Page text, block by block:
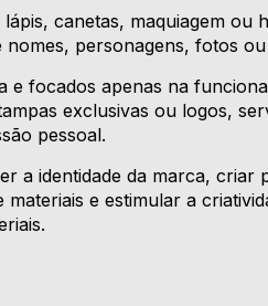
canetas, maquiagem ou
personagens, fotos
e focados apenas na
exclusivas ou logos,
pessoal.
a identidade da marca, criar
e estimular a